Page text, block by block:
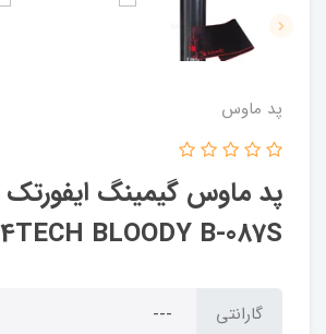
پد ماوس
پد ماوس گیمینگ
BLOODY B-087S
گارانتی